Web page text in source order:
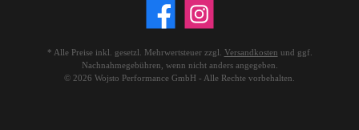
* Alle Preise inkl. gesetzl. Mehrwertsteuer zzgl. Versandkosten und ggf.
Nachnahmegebühren, wenn nicht anders angegeben.
© 2026 Wojsto Performance GmbH - Alle Rechte vorbehalten.